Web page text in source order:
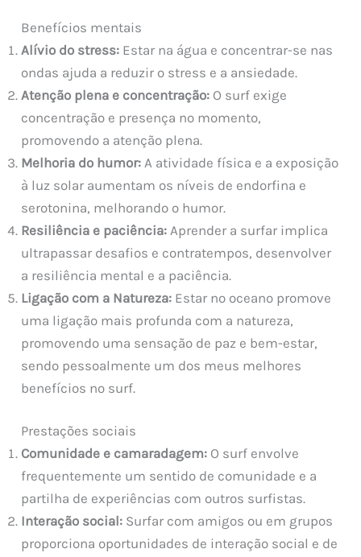
Benefícios mentais
Alívio do stress: Estar na água e concentrar-se nas
ondas ajuda a reduzir o stress e a ansiedade.
Atenção plena e concentração: O surf exige
concentração e presença no momento,
promovendo a atenção plena.
Melhoria do humor: A atividade física e a exposição
à luz solar aumentam os níveis de endorfina e
serotonina, melhorando o humor.
Resiliência e paciência: Aprender a surfar implica
ultrapassar desafios e contratempos, desenvolver
a resiliência mental e a paciência.
Ligação com a Natureza: Estar no oceano promove
uma ligação mais profunda com a natureza,
promovendo uma sensação de paz e bem-estar,
sendo pessoalmente um dos meus melhores
benefícios no surf.
Prestações sociais
Comunidade e camaradagem: O surf envolve
frequentemente um sentido de comunidade e a
partilha de experiências com outros surfistas.
Interação social: Surfar com amigos ou em grupos
proporciona oportunidades de interação social e de